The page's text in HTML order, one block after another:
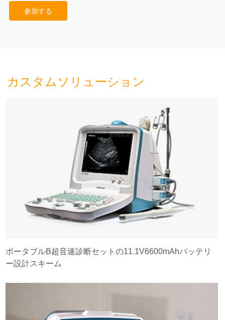
参加する
カスタムソリューション
ポータブルB超音速診断セットの11.1V6600mAhバッテリ
ー設計スキーム